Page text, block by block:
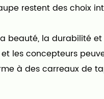
restent des choix
beauté, la durabilité
les concepteurs
à des carreaux de